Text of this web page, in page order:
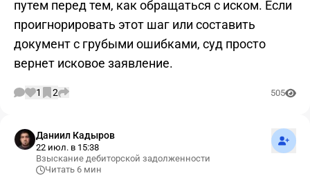
путем перед тем, как обращаться с иском. Если
проигнорировать этот шаг или составить
документ с грубыми ошибками, суд просто
вернет исковое заявление.
1 2 505
Даниил Кадыров
22 июл. в 15:38
Взыскание дебиторской задолженности
Читать 6 мин